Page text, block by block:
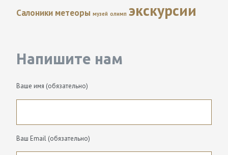
Салоники метеоры музей олимп экскурсии
Напишите нам
Ваше имя (обязательно)
Ваш Email (обязательно)